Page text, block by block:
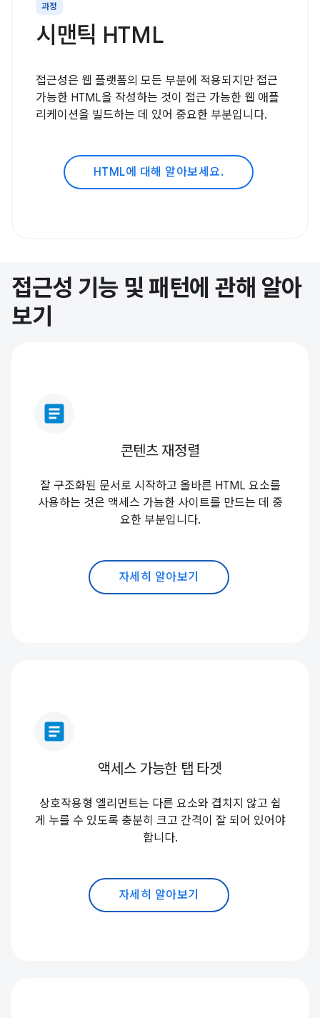
과정
시맨틱 HTML
접근성은 웹 플랫폼의 모든 부분에 적용되지만 접근
가능한 HTML을 작성하는 것이 접근 가능한 웹 애플
리케이션을 빌드하는 데 있어 중요한 부분입니다.
HTML에 대해 알아보세요.
접근성 기능 및 패턴에 관해 알아
보기
article
콘텐츠 재정렬
잘 구조화된 문서로 시작하고 올바른 HTML 요소를
사용하는 것은 액세스 가능한 사이트를 만드는 데 중
요한 부분입니다.
자세히 알아보기
article
액세스 가능한 탭 타겟
상호작용형 엘리먼트는 다른 요소와 겹치지 않고 쉽
게 누를 수 있도록 충분히 크고 간격이 잘 되어 있어야
합니다.
자세히 알아보기